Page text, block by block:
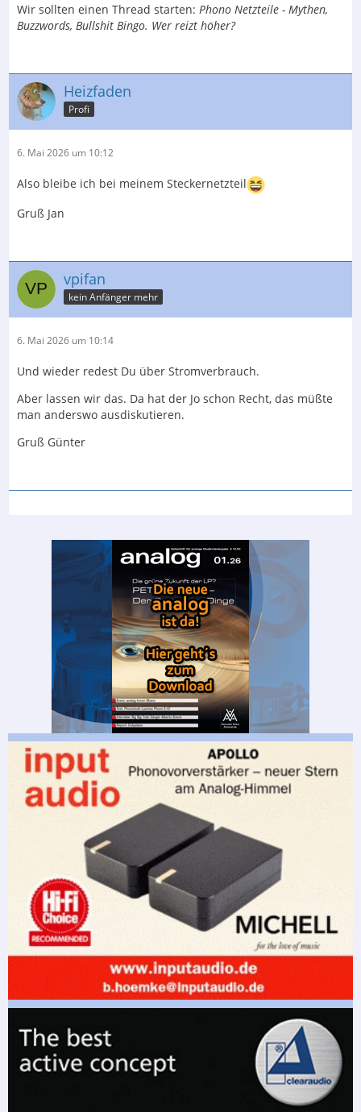
Wir sollten einen Thread starten: Phono Netzteile - Mythen,
Buzzwords, Bullshit Bingo. Wer reizt höher?
Heizfaden
Profi
6. Mai 2026 um 10:12
Also bleibe ich bei meinem Steckernetzteil
Gruß Jan
vpifan
kein Anfänger mehr
6. Mai 2026 um 10:14
Und wieder redest Du über Stromverbrauch.
Aber lassen wir das. Da hat der Jo schon Recht, das müßte
man anderswo ausdiskutieren.
Gruß Günter